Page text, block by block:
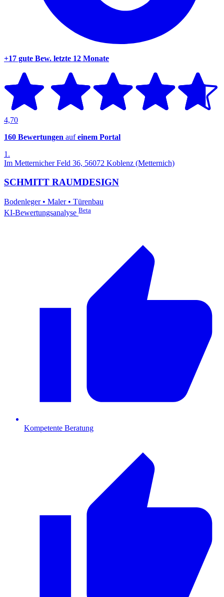
+17 gute Bew. letzte 12 Monate
4,70
160 Bewertungen aufeinem Portal
1.
Im Metternicher Feld 36, 56072 Koblenz (Metternich)
SCHMITT RAUMDESIGN
Bodenleger • Maler • Türenbau
KI-Bewertungsanalyse Beta
Kompetente Beratung